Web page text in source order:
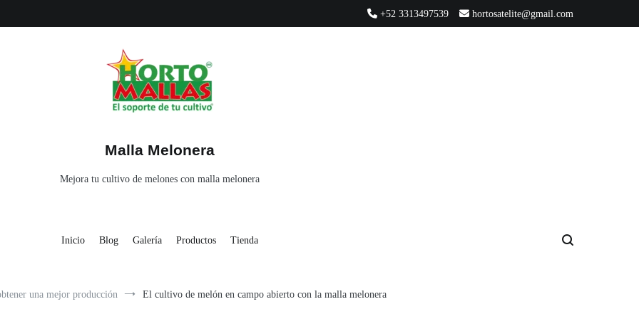
+52 3313497539 hortosatelite@gmail.com
Malla Melonera
Mejora tu cultivo de melones con malla melonera
Inicio Blog Galería Productos Tienda
una mejor producción El cultivo de melón en campo abierto con la malla melonera